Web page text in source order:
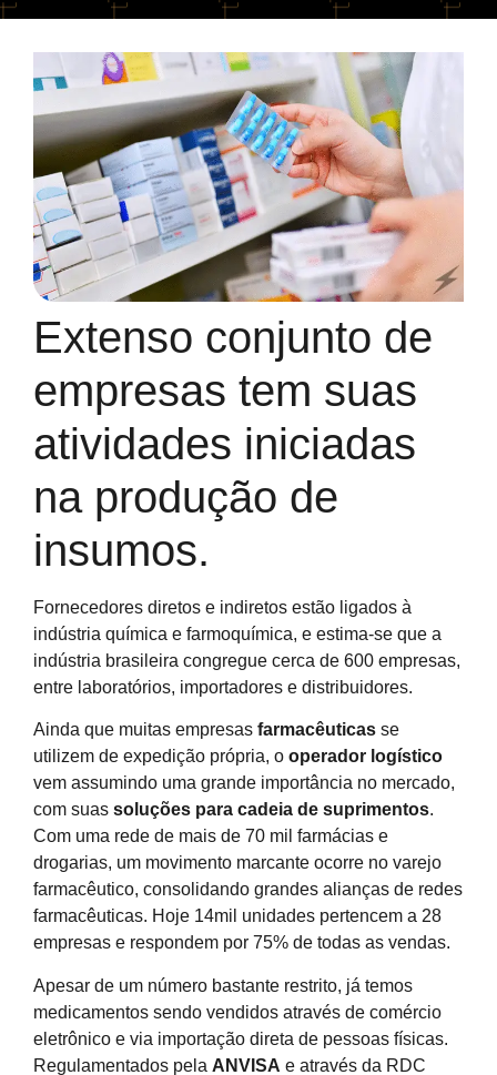
Extenso conjunto de
empresas tem suas
atividades iniciadas
na produção de
insumos.
Fornecedores diretos e indiretos estão ligados à
indústria química e farmoquímica, e estima-se que a
indústria brasileira congregue cerca de 600 empresas,
entre laboratórios, importadores e distribuidores.
Ainda que muitas empresas farmacêuticas se
utilizem de expedição própria, o operador logístico
vem assumindo uma grande importância no mercado,
com suas soluções para cadeia de suprimentos.
Com uma rede de mais de 70 mil farmácias e
drogarias, um movimento marcante ocorre no varejo
farmacêutico, consolidando grandes alianças de redes
farmacêuticas. Hoje 14mil unidades pertencem a 28
empresas e respondem por 75% de todas as vendas.
Apesar de um número bastante restrito, já temos
medicamentos sendo vendidos através de comércio
eletrônico e via importação direta de pessoas físicas.
Regulamentados pela ANVISA e através da RDC